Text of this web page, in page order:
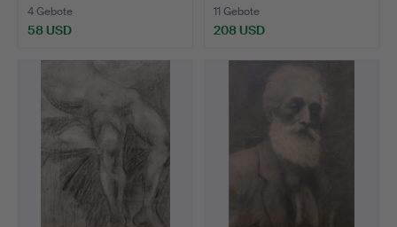
4 Gebote
58 USD
11 Gebote
208 USD